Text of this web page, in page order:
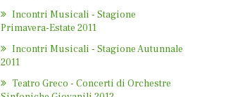
Incontri Musicali - Stagione
Primavera-Estate 2011
Incontri Musicali - Stagione Autunnale
2011
Teatro Greco - Concerti di Orchestre